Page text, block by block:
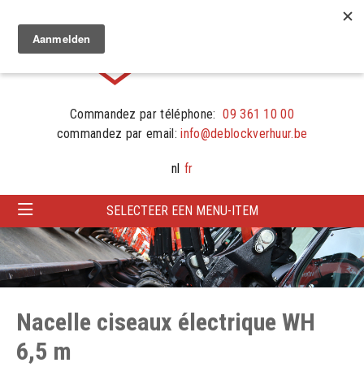
Commandez par téléphone: 09 361 10 00
commandez par email: info@deblockverhuur.be
nl fr
SELECTEER EEN MENU-ITEM
Nacelle ciseaux électrique WH
6,5 m